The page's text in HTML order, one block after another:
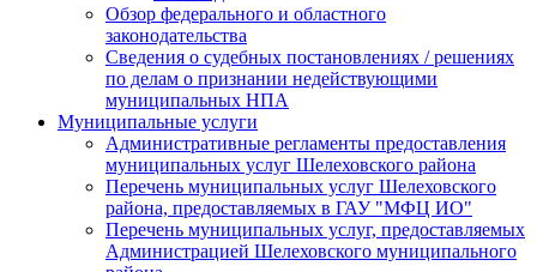
Обзор федерального и областного
законодательства
Сведения о судебных постановлениях / решениях
по делам о признании недействующими
муниципальных НПА
Муниципальные услуги
Административные регламенты предоставления
муниципальных услуг Шелеховского района
Перечень муниципальных услуг Шелеховского
района, предоставляемых в ГАУ "МФЦ ИО"
Перечень муниципальных услуг, предоставляемых
Администрацией Шелеховского муниципального